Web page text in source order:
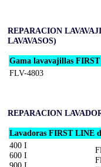
REPARACION
LAVAVASOS)
Gama lavavajillas
FLV-4803
REPARACION
Lavadoras FIRST LINE
400 I
600 I